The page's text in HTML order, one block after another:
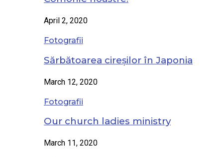
April 2, 2020
Fotografii
Sărbătoarea cireșilor în Japonia
March 12, 2020
Fotografii
Our church ladies ministry
March 11, 2020